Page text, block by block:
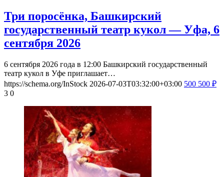
Три поросёнка, Башкирский
государственный театр кукол — Уфа, 6
сентября 2026
6 сентября 2026 года в 12:00 Башкирский государственный
театр кукол в Уфе приглашает…
https://schema.org/InStock 2026-07-03T03:32:00+03:00 500 500 ₽
3 0